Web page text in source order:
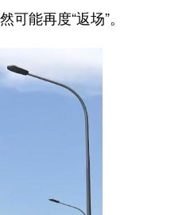
能再度“返场”。